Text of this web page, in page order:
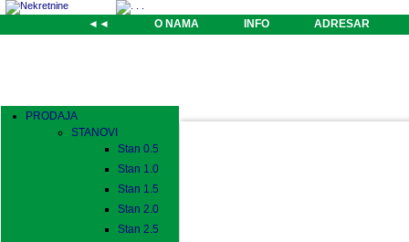
◄◄ O NAMA INFO ADRESAR
PRODAJA
STANOVI
Stan 0.5
Stan 1.0
Stan 1.5
Stan 2.0
Stan 2.5